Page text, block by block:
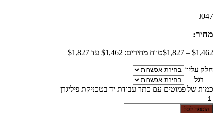
J047
מחיר:
$1,462
–
$1,827 טווח מחירים: ⁦$1,462⁩ עד ⁦$1,827⁩
חלק עליון
רגל
כמות של פמוטים עם כתר עבודת יד בטכניקת פיליגרן
הוספה לסל